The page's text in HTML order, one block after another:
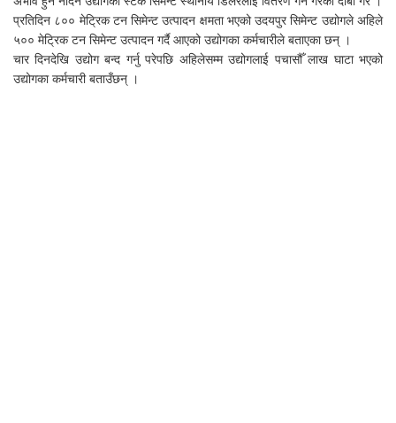
प्रतिदिन ८०० मेट्रिक टन सिमेन्ट उत्पादन क्षमता भएको उदयपुर सिमेन्ट उद्योगले अहिले
५०० मेट्रिक टन सिमेन्ट उत्पादन गर्दै आएको उद्योगका कर्मचारीले बताएका छन् ।
चार दिनदेखि उद्योग बन्द गर्नु परेपछि अहिलेसम्म उद्योगलाई पचासौँ लाख घाटा भएको
उद्योगका कर्मचारी बताउँछन् ।